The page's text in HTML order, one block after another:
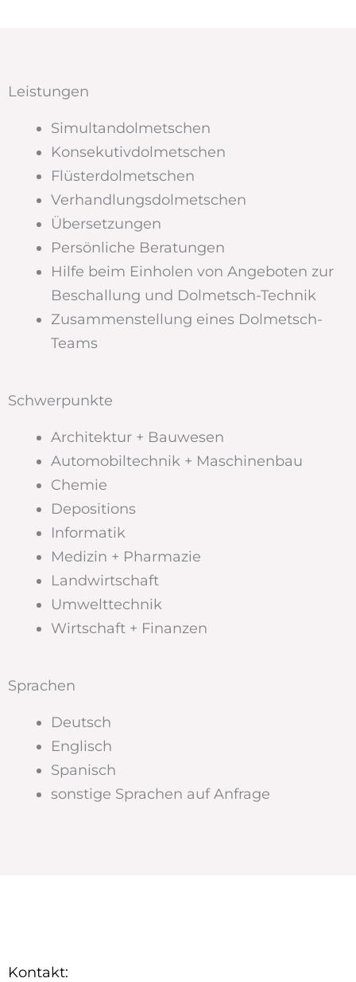
Leistungen
Simultandolmetschen
Konsekutivdolmetschen
Flüsterdolmetschen
Verhandlungsdolmetschen
Übersetzungen
Persönliche Beratungen
Hilfe beim Einholen von Angeboten zur
Beschallung und Dolmetsch-Technik
Zusammenstellung eines Dolmetsch-
Teams
Schwerpunkte
Architektur + Bauwesen
Automobiltechnik + Maschinenbau
Chemie
Depositions
Informatik
Medizin + Pharmazie
Landwirtschaft
Umwelttechnik
Wirtschaft + Finanzen
Sprachen
Deutsch
Englisch
Spanisch
sonstige Sprachen auf Anfrage
Kontakt: